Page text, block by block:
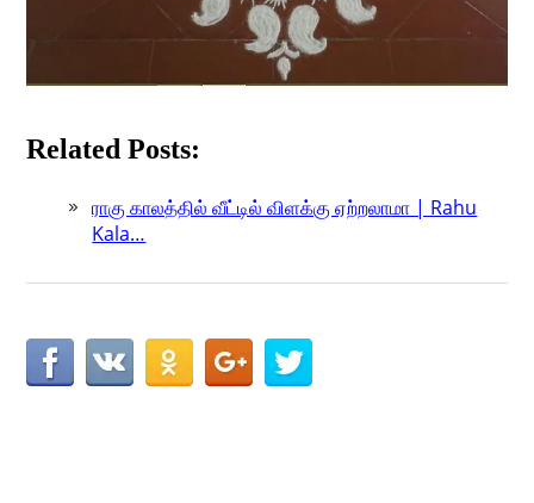
Related Posts:
ராகு காலத்தில் வீட்டில் விளக்கு ஏற்றலாமா | Rahu
Kala…